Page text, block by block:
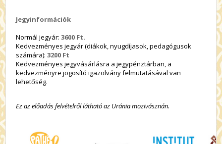
Jegyinformációk
Normál jegyár:3600 Ft.
Kedvezményes jegyár (diákok, nyugdíjasok, pedagógusok
számára):3200 Ft
Kedvezményes jegyvásárlásra a jegypénztárban, a
kedvezményre jogosító igazolvány felmutatásával van
lehetőség.
Ez az előadás felvételről látható az Uránia mozivásznán.